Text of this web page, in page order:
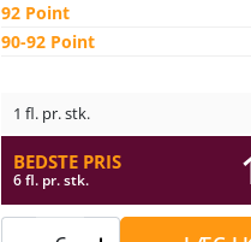
92 Point
90-92 Point
1 fl. pr. stk.
BEDSTE PRIS
6 fl. pr. stk.